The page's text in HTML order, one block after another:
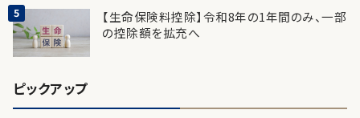
【生命保険料控除】令和8年の1年間のみ、一部
の控除額を拡充へ
ピックアップ